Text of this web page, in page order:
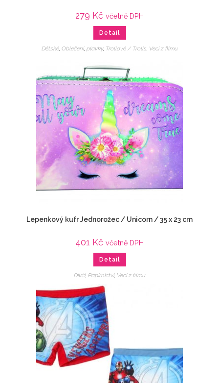
279 Kč včetně DPH
Detail
Dětské, Oblečení, plavky, Trollové / Trolls, Veci z filmu
Lepenkový kufr Jednorožec / Unicorn / 35 x 23 cm
401 Kč včetně DPH
Detail
Dívčí, Papírnictví, Veci z filmu